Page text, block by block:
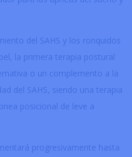
del SAHS y los ronquidos
la primera terapia postural
o un complemento a la
del SAHS, siendo una terapia
posicional de leve a
progresivamente hasta